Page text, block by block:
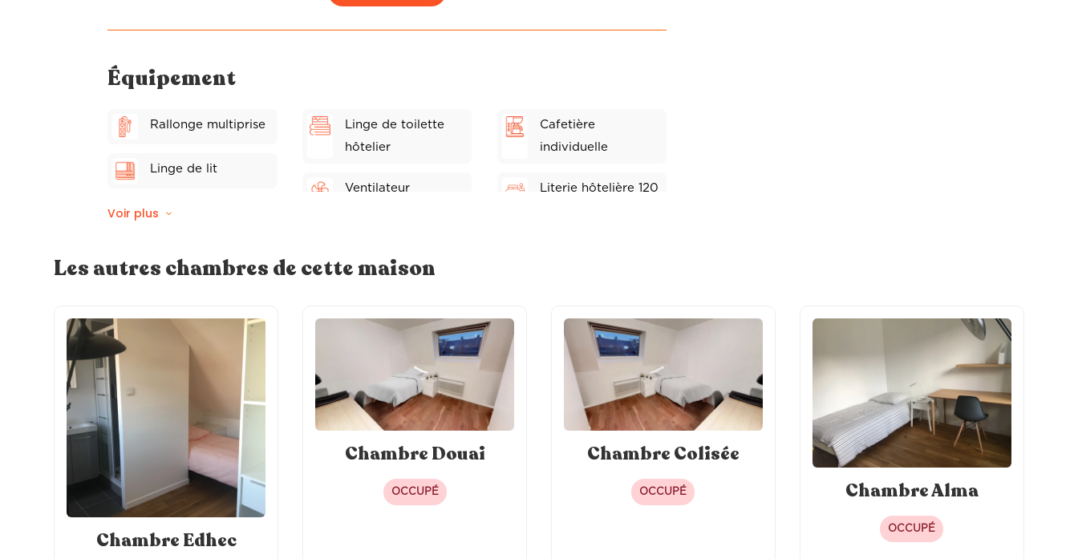
Équipement
Rallonge multiprise
Linge de lit
Coffre fort
Plateau d'accueil
Balcon privé
Linge de toilette
hôtelier
Ventilateur
Sèche-cheveux
Distributeur à savon
TV individuelle
connectée
Cafetière
individuelle
Literie hôtelière 120
Voir plus
Les autres chambres de cette maison
Chambre Edhec
Chambre Douai
OCCUPÉ
Chambre Colisée
OCCUPÉ Chambre Alma
OCCUPÉ